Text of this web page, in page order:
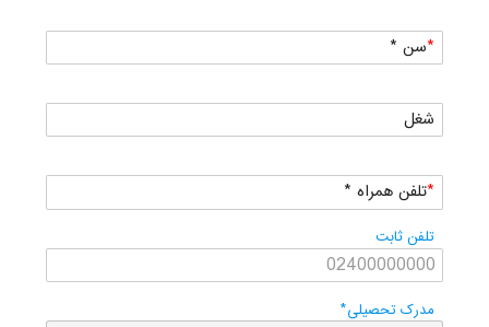
سن *
شغل
تلفن همراه *
تلفن ثابت
مدرک تحصیلی*